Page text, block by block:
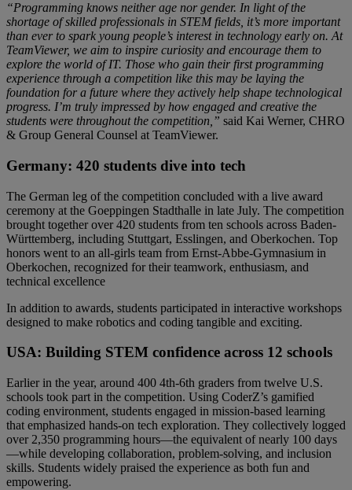
“Programming knows neither age nor gender. In light of the
shortage of skilled professionals in STEM fields, it’s more important
than ever to spark young people’s interest in technology early on. At
TeamViewer, we aim to inspire curiosity and encourage them to
explore the world of IT. Those who gain their first programming
experience through a competition like this may be laying the
foundation for a future where they actively help shape technological
progress. I’m truly impressed by how engaged and creative the
students were throughout the competition,” said Kai Werner, CHRO
& Group General Counsel at TeamViewer.
Germany: 420 students dive into tech
The German leg of the competition concluded with a live award
ceremony at the Goeppingen Stadthalle in late July. The competition
brought together over 420 students from ten schools across Baden-
Württemberg, including Stuttgart, Esslingen, and Oberkochen. Top
honors went to an all-girls team from Ernst-Abbe-Gymnasium in
Oberkochen, recognized for their teamwork, enthusiasm, and
technical excellence
In addition to awards, students participated in interactive workshops
designed to make robotics and coding tangible and exciting.
USA: Building STEM confidence across 12 schools
Earlier in the year, around 400 4th-6th graders from twelve U.S.
schools took part in the competition. Using CoderZ’s gamified
coding environment, students engaged in mission-based learning
that emphasized hands-on tech exploration. They collectively logged
over 2,350 programming hours—the equivalent of nearly 100 days
—while developing collaboration, problem-solving, and inclusion
skills. Students widely praised the experience as both fun and
empowering.